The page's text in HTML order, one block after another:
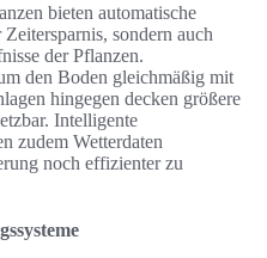
bieten automatische
sondern auch
der Pflanzen.
den Boden gleichmäßig mit
hingegen decken größere
Intelligente
zudem Wetterdaten
noch effizienter zu